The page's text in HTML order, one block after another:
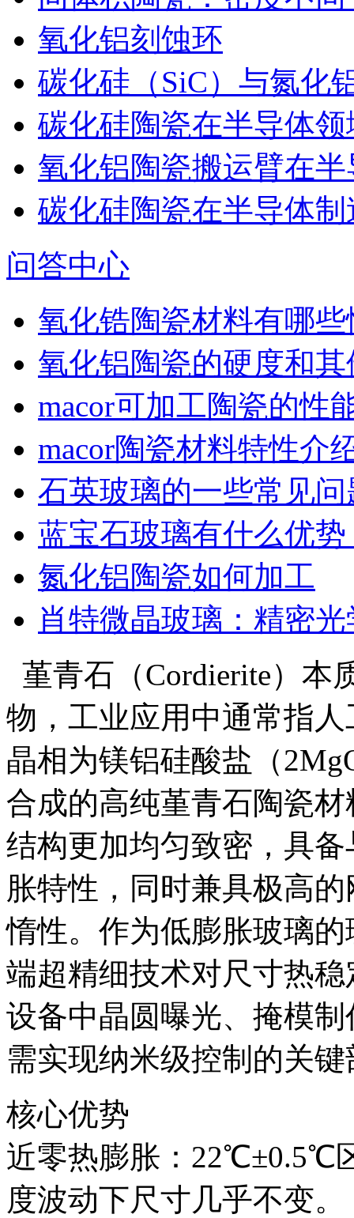
氧化铝刻蚀环
碳化硅（SiC）与氮化
碳化硅陶瓷在半导体
氧化铝陶瓷搬运臂在
碳化硅陶瓷在半导体
问答中心
氧化锆陶瓷材料有哪
氧化铝陶瓷的硬度和
macor可加工陶瓷的性
macor陶瓷材料特性介
石英玻璃的一些常见问
蓝宝石玻璃有什么优势
氮化铝陶瓷如何加工
肖特微晶玻璃：精密
堇青石（Cordierite）本
物，工业应用中通常指
晶相为镁铝硅酸盐（
合成的高纯堇青石陶瓷
结构更加均匀致密，具
胀特性，同时兼具极高
惰性。作为低膨胀玻璃
端超精细技术对尺寸热
设备中晶圆曝光、掩模
需实现纳米级控制的关
核心优势
近零热膨胀：22℃±0.5℃
度波动下尺寸几乎不变。